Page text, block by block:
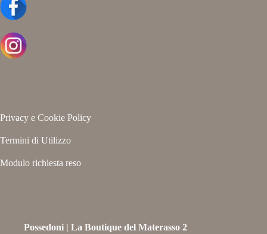
Privacy e Cookie Policy
Termini di Utilizzo
Modulo richiesta reso
Possedoni | La Boutique del Materasso 2